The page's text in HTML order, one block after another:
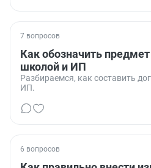
7 вопросов
Как обозначить
школой и ИП
Разбираемся, как составить
ИП.
6 вопросов